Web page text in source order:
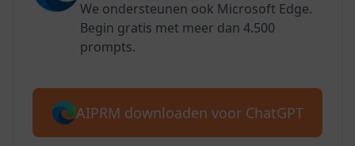
We ondersteunen ook Microsoft Edge.
Begin gratis met meer dan 4.500
prompts.
AIPRM downloaden voor ChatGPT